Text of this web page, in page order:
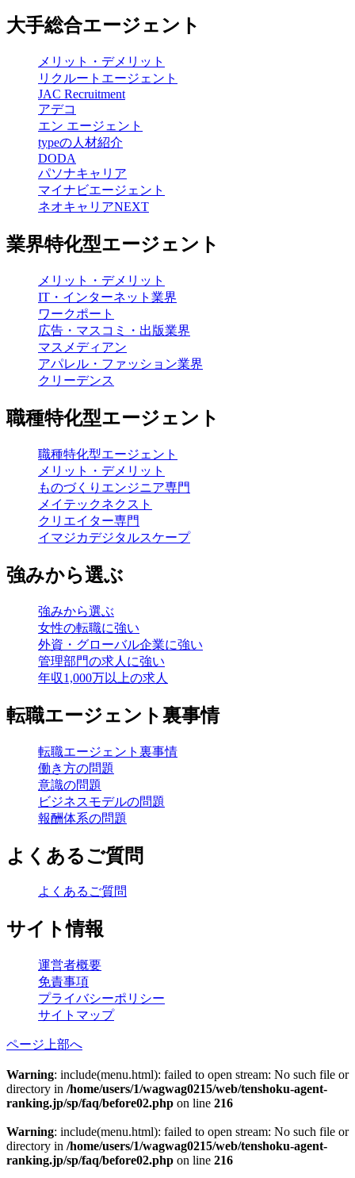
大手総合エージェント
メリット・デメリット
リクルートエージェント
JAC Recruitment
アデコ
エン エージェント
typeの人材紹介
DODA
パソナキャリア
マイナビエージェント
ネオキャリアNEXT
業界特化型エージェント
メリット・デメリット
IT・インターネット業界
ワークポート
広告・マスコミ・出版業界
マスメディアン
アパレル・ファッション業界
クリーデンス
職種特化型エージェント
職種特化型エージェント
メリット・デメリット
ものづくりエンジニア専門
メイテックネクスト
クリエイター専門
イマジカデジタルスケープ
強みから選ぶ
強みから選ぶ
女性の転職に強い
外資・グローバル企業に強い
管理部門の求人に強い
年収1,000万以上の求人
転職エージェント裏事情
転職エージェント裏事情
働き方の問題
意識の問題
ビジネスモデルの問題
報酬体系の問題
よくあるご質問
よくあるご質問
サイト情報
運営者概要
免責事項
プライバシーポリシー
サイトマップ
ページ上部へ
Warning: include(menu.html): failed to open stream: No such file or
directory in /home/users/1/wagwag0215/web/tenshoku-agent-
ranking.jp/sp/faq/before02.php on line 216
Warning: include(menu.html): failed to open stream: No such file or
directory in /home/users/1/wagwag0215/web/tenshoku-agent-
ranking.jp/sp/faq/before02.php on line 216